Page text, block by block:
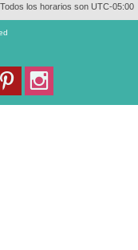
Todos los horarios son UTC-05:00